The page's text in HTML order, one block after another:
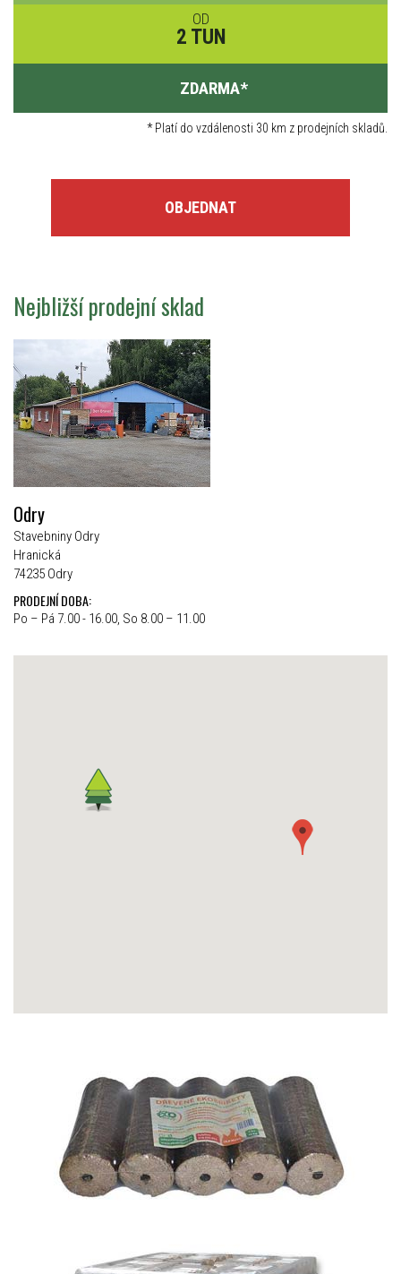
OD
2 TUN
ZDARMA*
*Platí do vzdálenosti 30 km z prodejních skladů.
OBJEDNAT
Nejbližší prodejní sklad
Odry
Stavebniny Odry
Hranická
74235 Odry
PRODEJNÍ DOBA:
Po – Pá 7.00 - 16.00, So 8.00 – 11.00